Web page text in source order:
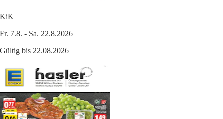
KiK
Fr. 7.8. - Sa. 22.8.2026
Gültig bis 22.08.2026